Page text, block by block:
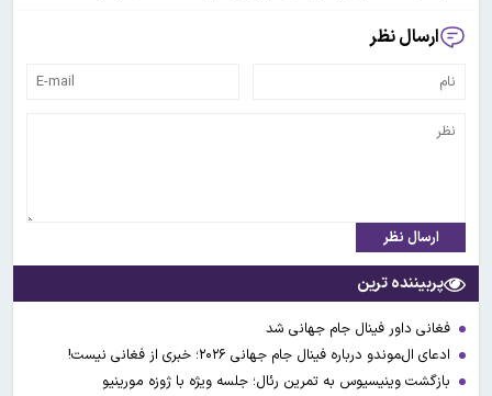
ارسال نظر
ارسال نظر
پربیننده ترین
فغانی داور فینال جام جهانی شد
ادعای ال‌‍موندو درباره فینال جام جهانی ۲۰۲۶؛ خبری از فغانی نیست!
بازگشت وینیسیوس به تمرین رئال؛ جلسه ویژه با ژوزه مورینیو